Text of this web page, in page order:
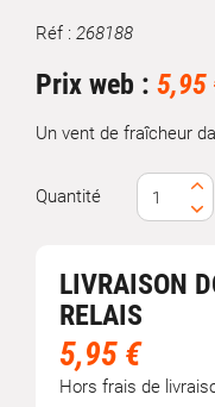
Marque
Réf : 268188
Prix web : 5,95
Un vent de fraîcheur
Quantité
LIVRAISON
RELAIS
5,95 €
Hors frais de